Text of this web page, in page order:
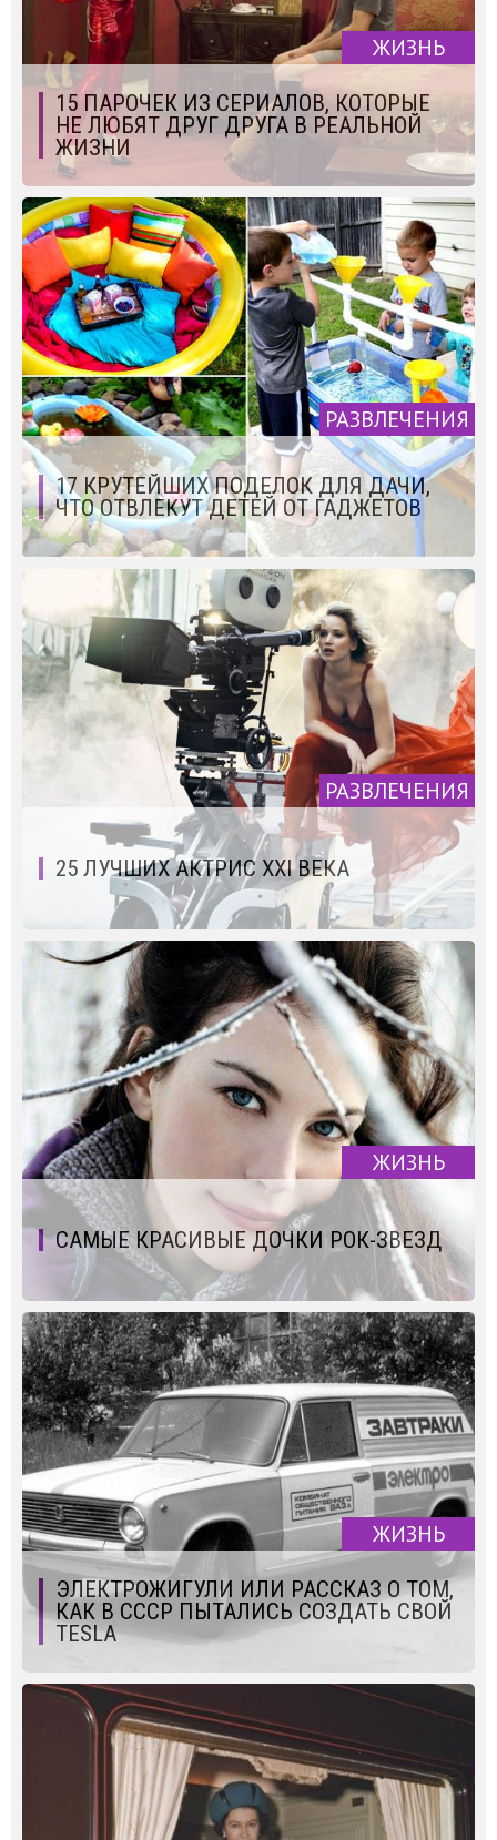
ЖИЗНЬ
15 ПАРОЧЕК ИЗ СЕРИАЛОВ, КОТОРЫЕ
НЕ ЛЮБЯТ ДРУГ ДРУГА В РЕАЛЬНОЙ
ЖИЗНИ
РАЗВЛЕЧЕНИЯ
17 КРУТЕЙШИХ ПОДЕЛОК ДЛЯ ДАЧИ,
ЧТО ОТВЛЕКУТ ДЕТЕЙ ОТ ГАДЖЕТОВ
РАЗВЛЕЧЕНИЯ
25 ЛУЧШИХ АКТРИС XXI ВЕКА
ЖИЗНЬ
САМЫЕ КРАСИВЫЕ ДОЧКИ РОК-ЗВЕЗД
ЖИЗНЬ
ЭЛЕКТРОЖИГУЛИ ИЛИ РАССКАЗ О ТОМ,
КАК В СССР ПЫТАЛИСЬ СОЗДАТЬ СВОЙ
TESLA